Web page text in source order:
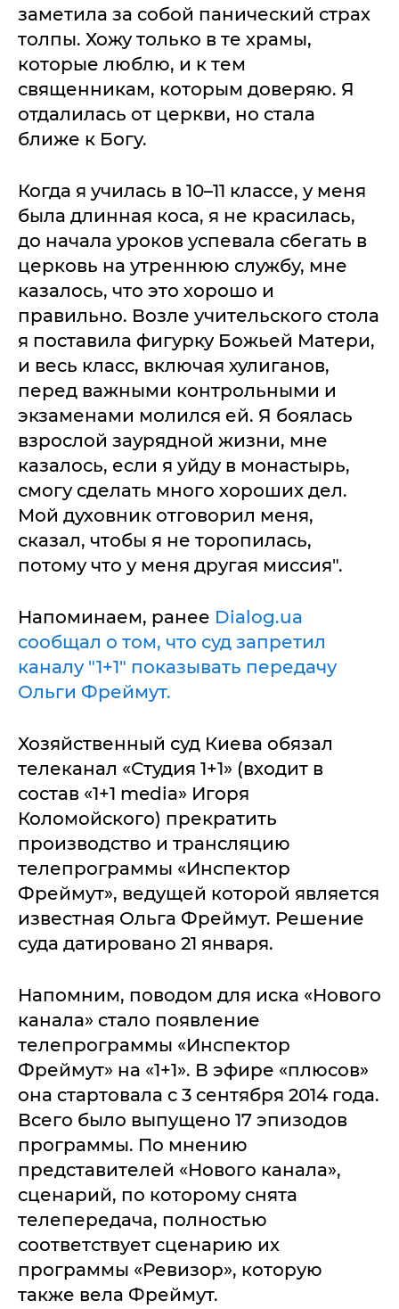
заметила за собой панический страх
толпы. Хожу только в те храмы,
которые люблю, и к тем
священникам, которым доверяю. Я
отдалилась от церкви, но стала
ближе к Богу.
Когда я училась в 10–11 классе, у меня
была длинная коса, я не красилась,
до начала уроков успевала сбегать в
церковь на утреннюю службу, мне
казалось, что это хорошо и
правильно. Возле учительского стола
я поставила фигурку Божьей Матери,
и весь класс, включая хулиганов,
перед важными контрольными и
экзаменами молился ей. Я боялась
взрослой заурядной жизни, мне
казалось, если я уйду в монастырь,
смогу сделать много хороших дел.
Мой духовник отговорил меня,
сказал, чтобы я не торопилась,
потому что у меня другая миссия".
Напоминаем, ранее Dialog.ua
сообщал о том, что суд запретил
каналу "1+1" показывать передачу
Ольги Фреймут.
Хозяйственный суд Киева обязал
телеканал «Студия 1+1» (входит в
состав «1+1 media» Игоря
Коломойского) прекратить
производство и трансляцию
телепрограммы «Инспектор
Фреймут», ведущей которой является
известная Ольга Фреймут. Решение
суда датировано 21 января.
Напомним, поводом для иска «Нового
канала» стало появление
телепрограммы «Инспектор
Фреймут» на «1+1». В эфире «плюсов»
она стартовала с 3 сентября 2014 года.
Всего было выпущено 17 эпизодов
программы. По мнению
представителей «Нового канала»,
сценарий, по которому снята
телепередача, полностью
соответствует сценарию их
программы «Ревизор», которую
также вела Фреймут.